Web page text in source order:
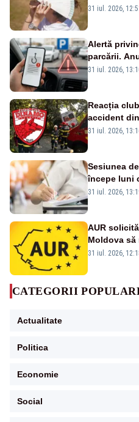
meteorologi
31 iul. 2026,
Alertă
parcării.
noi metode
31 iul. 2026,
Reacția
accident
ului
31 iul. 2026,
Sesiunea
începe luni
orale la
31 iul. 2026,
AUR
Moldova să
concertului
31 iul. 2026,
CATEGORII
Actualitate
Politica
Economie
Social